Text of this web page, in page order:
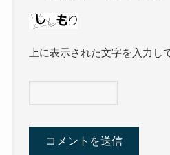
上に表示された文字を入力し